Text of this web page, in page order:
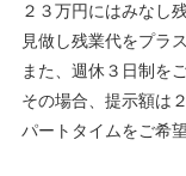
２３万円にはみなし
見做し残業代をプラ
また、週休３日制を
その場合、提示額は
パートタイムをご希